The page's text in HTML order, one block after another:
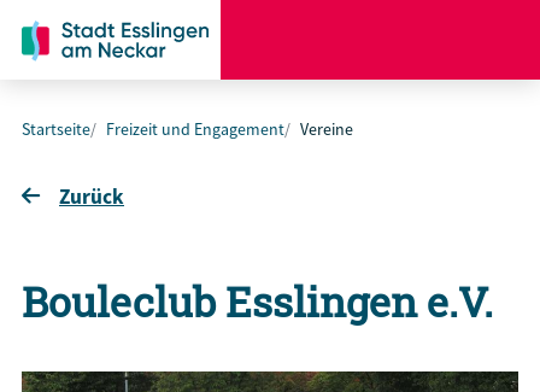
Startseite Freizeit und Engagement Vereine
Zurück
Bouleclub Esslingen e.V.